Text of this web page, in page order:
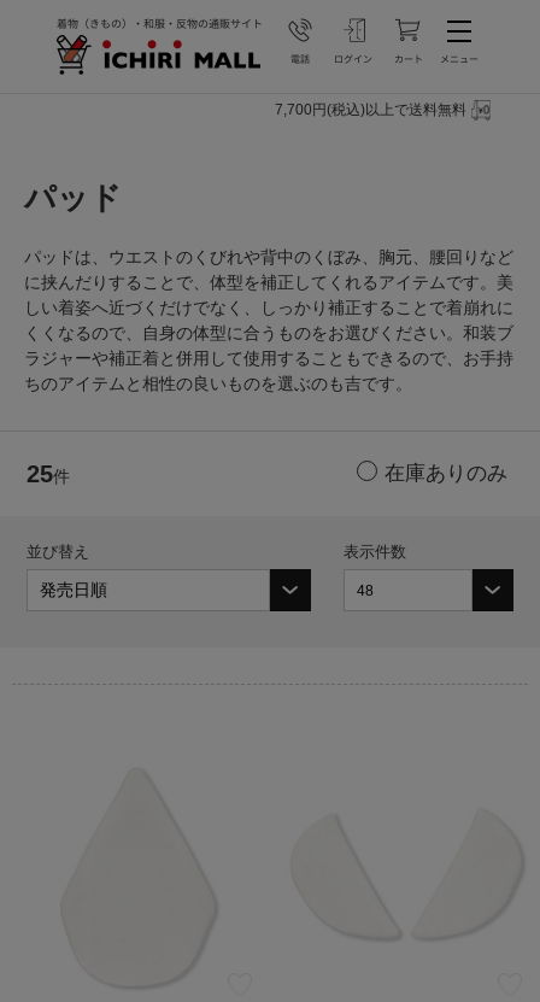
7,700円(税込)以上で送料無料
パッド
パッドは、ウエストのくびれや背中のくぼみ、胸元、腰回りなど
に挟んだりすることで、体型を補正してくれるアイテムです。美
しい着姿へ近づくだけでなく、しっかり補正することで着崩れに
くくなるので、自身の体型に合うものをお選びください。和装ブ
ラジャーや補正着と併用して使用することもできるので、お手持
ちのアイテムと相性の良いものを選ぶのも吉です。
25件
並び替え 表示件数